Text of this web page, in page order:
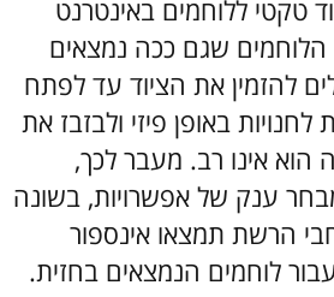
טקטי ללוחמים באינטרנט
שגם ככה נמצאים
להזמין את הציוד עד לפתח
לחנויות באופן פיזי ולבזבז את
הוא אינו רב. מעבר לכך,
ענק של אפשרויות, בשונה
הרשת תמצאו אינספור
לוחמים הנמצאים בחזית.